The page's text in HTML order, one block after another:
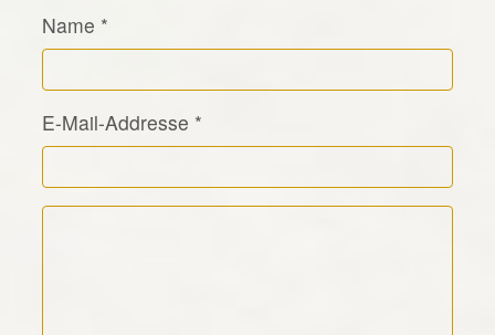
Name *
E-Mail-Addresse *
Kommentar Text